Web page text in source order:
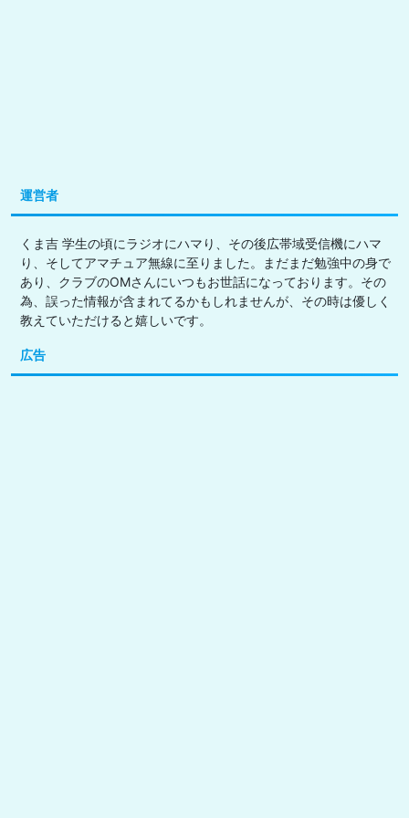
運営者
くま吉 学生の頃にラジオにハマり、その後広帯域受信機にハマ
り、そしてアマチュア無線に至りました。まだまだ勉強中の身で
あり、クラブのOMさんにいつもお世話になっております。その
為、誤った情報が含まれてるかもしれませんが、その時は優しく
教えていただけると嬉しいです。
広告